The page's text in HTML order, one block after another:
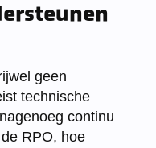
geen
technische
continu
RPO, hoe